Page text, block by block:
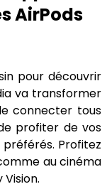
AirPods
pour découvrir
va transformer
connecter tous
profiter de vos
préférés. Profitez
au cinéma